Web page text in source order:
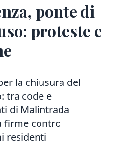
ponte di
proteste e
la chiusura del
tra code e
di Malintrada
firme contro
residenti